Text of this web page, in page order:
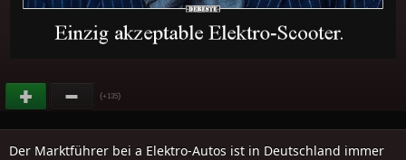
(+135)
Der Marktführer bei a Elektro-Autos ist in Deutschland immer